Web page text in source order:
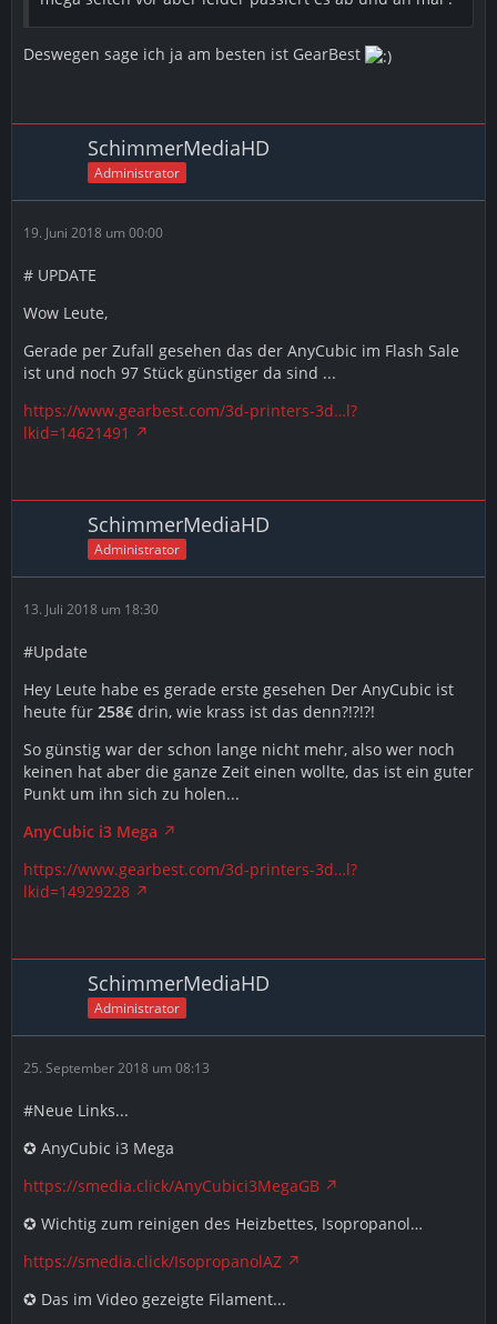
Deswegen sage ich ja am besten ist GearBest
SchimmerMediaHD
Administrator
19. Juni 2018 um 00:00
# UPDATE
Wow Leute,
Gerade per Zufall gesehen das der AnyCubic im Flash Sale
ist und noch 97 Stück günstiger da sind ...
https://www.gearbest.com/3d-printers-3d…l?
lkid=14621491
SchimmerMediaHD
Administrator
13. Juli 2018 um 18:30
#Update
Hey Leute habe es gerade erste gesehen Der AnyCubic ist
heute für 258€ drin, wie krass ist das denn?!?!?!
So günstig war der schon lange nicht mehr, also wer noch
keinen hat aber die ganze Zeit einen wollte, das ist ein guter
Punkt um ihn sich zu holen...
AnyCubic i3 Mega
https://www.gearbest.com/3d-printers-3d…l?
lkid=14929228
SchimmerMediaHD
Administrator
25. September 2018 um 08:13
#Neue Links...
✪ AnyCubic i3 Mega
https://smedia.click/AnyCubici3MegaGB
✪ Wichtig zum reinigen des Heizbettes, Isopropanol…
https://smedia.click/IsopropanolAZ
✪ Das im Video gezeigte Filament...